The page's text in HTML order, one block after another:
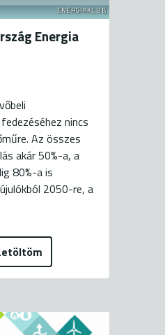
ENERGIAKLUB
Energia
nincs
Az összes
akár 50%-a, a
80%-a is
2050-re, a